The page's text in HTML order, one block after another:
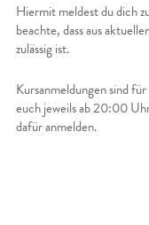
Hiermit meldest du dich
beachte, dass aus
zulässig ist.
Kursanmeldungen sind
euch jeweils ab 20:00
dafür anmelden.